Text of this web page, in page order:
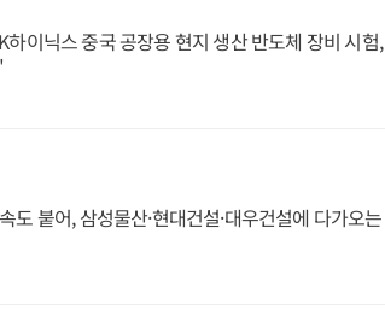
이닉스 중국 공장용 현지 생산 반도체 장비 시험,
도 붙어, 삼성물산·현대건설·대우건설에 다가오는